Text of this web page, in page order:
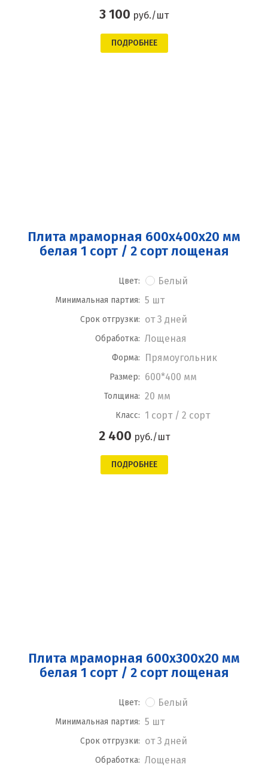
3 100 руб./шт
ПОДРОБНЕЕ
Плита мраморная 600x400x20 мм
белая 1 сорт / 2 сорт лощеная
Цвет: Белый
Минимальная партия: 5 шт
Срок отгрузки: от 3 дней
Обработка: Лощеная
Форма: Прямоугольник
Размер: 600*400 мм
Толщина: 20 мм
Класс: 1 сорт / 2 сорт
2 400 руб./шт
ПОДРОБНЕЕ
Плита мраморная 600x300x20 мм
белая 1 сорт / 2 сорт лощеная
Цвет: Белый
Минимальная партия: 5 шт
Срок отгрузки: от 3 дней
Обработка: Лощеная